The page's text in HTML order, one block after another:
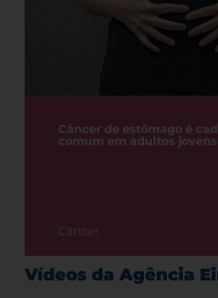
Câncer de estômago é
comum em adultos jovens
Câncer
Vídeos da Agência